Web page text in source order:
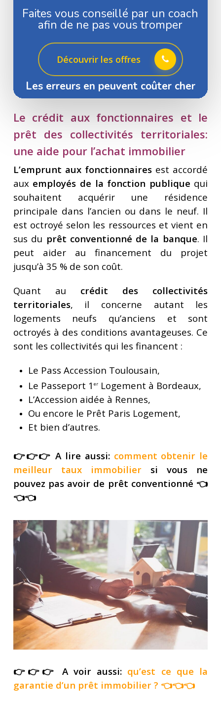
Faites vous conseillé par un coach
afin de ne pas vous tromper
Découvrir les offres
Les erreurs en peuvent coûter cher
Le crédit aux fonctionnaires et le
prêt des collectivités territoriales:
une aide pour l’achat immobilier
L’emprunt aux fonctionnaires est accordé
aux employés de la fonction publique qui
souhaitent acquérir une résidence
principale dans l’ancien ou dans le neuf. Il
est octroyé selon les ressources et vient en
sus du prêt conventionné de la banque. Il
peut aider au financement du projet
jusqu’à 35 % de son coût.
Quant au crédit des collectivités
territoriales, il concerne autant les
logements neufs qu’anciens et sont
octroyés à des conditions avantageuses. Ce
sont les collectivités qui les financent :
Le Pass Accession Toulousain,
Le Passeport 1 erLogement à Bordeaux,
L’Accession aidée à Rennes,
Ou encore le Prêt Paris Logement,
Et bien d’autres.
👉👉👉 A lire aussi: comment obtenir le
meilleur taux immobiliersi vous ne
pouvez pas avoir de prêt conventionné 👈
👈👈
👉👉👉 A voir aussi: qu’est ce que la
garantie d’un prêt immobilier? 👈👈👈